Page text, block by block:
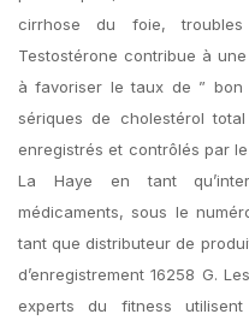
cirrhose du foie, troubles
Testostérone contribue à
à favoriser le taux de ”
sériques de cholestérol
enregistrés et contrôlés par
La Haye en tant
médicaments, sous le
tant que distributeur de
d’enregistrement 16258 G.
experts du fitness utilisent